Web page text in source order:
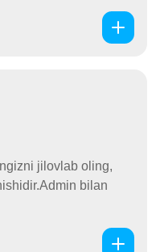
jilovlab oling,
bilan